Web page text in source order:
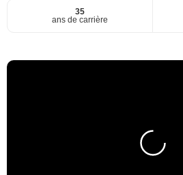
35
ans de carrière